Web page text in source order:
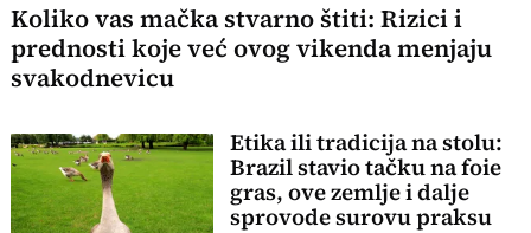
Koliko vas mačka stvarno štiti: Rizici i
prednosti koje već ovog vikenda menjaju
svakodnevicu
Etika ili tradicija na stolu:
Brazil stavio tačku na foie
gras, ove zemlje i dalje
sprovode surovu praksu